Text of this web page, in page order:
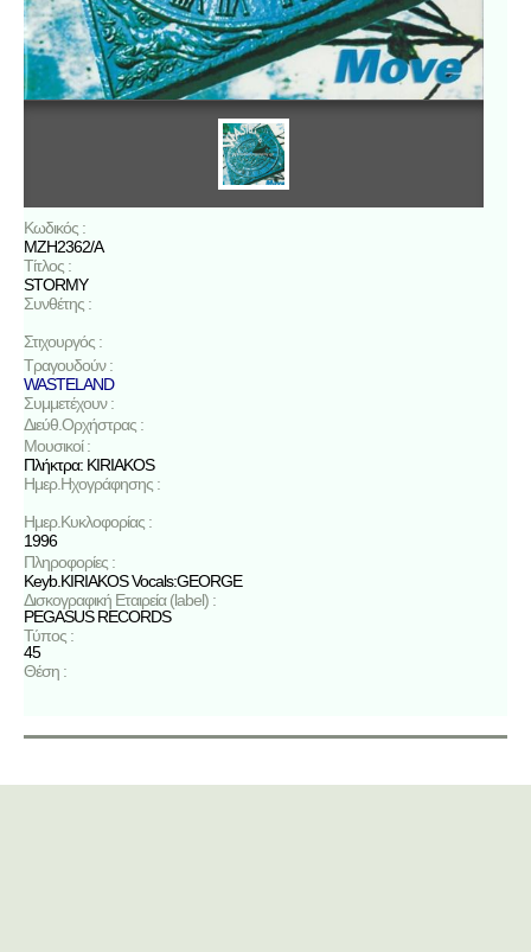
Κωδικός :
MZH2362/A
Τίτλος :
STORMY
Συνθέτης :
Στιχουργός :
Τραγουδούν :
WASTELAND
Συμμετέχουν :
Διεύθ.Ορχήστρας :
Μουσικοί :
Πλήκτρα: KIRIAKOS
Ημερ.Ηχογράφησης :
Ημερ.Κυκλοφορίας :
1996
Πληροφορίες :
Keyb.KIRIAKOS Vocals:GEORGE
Δισκογραφική Εταιρεία (label) :
PEGASUS RECORDS
Τύπος :
45
Θέση :